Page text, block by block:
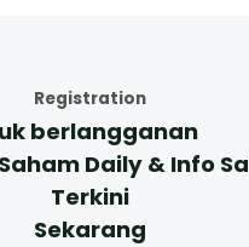
Registration
berlangganan
Daily & Info
Terkini
Sekarang